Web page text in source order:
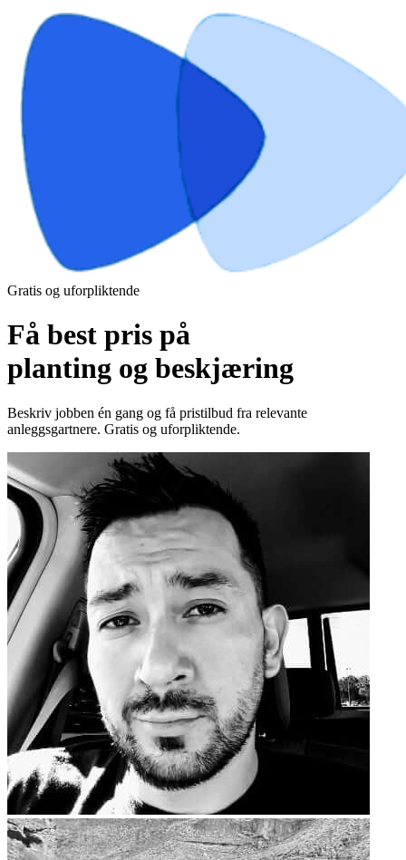
Gratis og uforpliktende
Få best pris på
planting og beskjæring
Beskriv jobben én gang og få pristilbud fra relevante
anleggsgartnere. Gratis og uforpliktende.